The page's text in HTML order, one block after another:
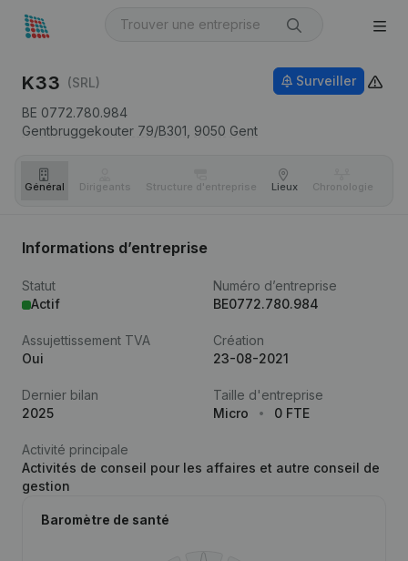
K33 (SRL)
BE 0772.780.984
Gentbruggekouter 79/B301, 9050 Gent
Surveiller
Général Dirigeants Structure d'entreprise Lieux Chronologie
Informations d’entreprise
Statut
Actif
Numéro d’entreprise
BE0772.780.984
Assujettissement TVA
Oui
Création
23-08-2021
Dernier bilan
2025
Taille d'entreprise
Micro
0 FTE
Activité principale
Activités de conseil pour les affaires et autre conseil de
gestion
Baromètre de santé